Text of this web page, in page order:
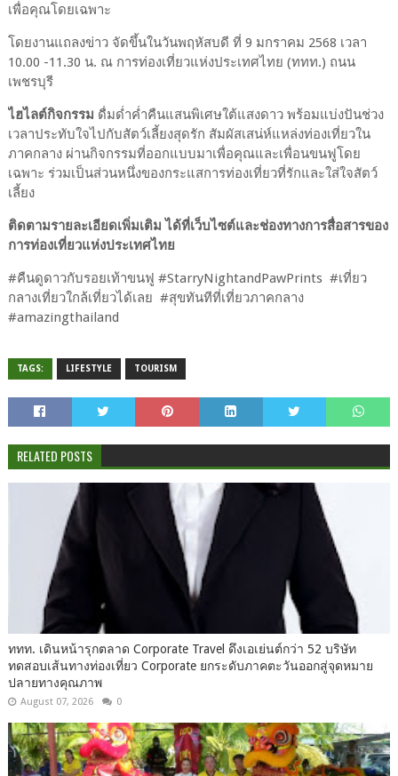
เพื่อคุณโดยเฉพาะ
โดยงานแถลงข่าว จัดขึ้นในวันพฤหัสบดี ที่ 9 มกราคม 2568 เวลา
10.00 -11.30 น. ณ การท่องเที่ยวแห่งประเทศไทย (ททท.) ถนน
เพชรบุรี
ไฮไลต์กิจกรรม ดื่มด่ำค่ำคืนแสนพิเศษใต้แสงดาว พร้อมแบ่งปันช่วง
เวลาประทับใจไปกับสัตว์เลี้ยงสุดรัก สัมผัสเสน่ห์แหล่งท่องเที่ยวใน
ภาคกลาง ผ่านกิจกรรมที่ออกแบบมาเพื่อคุณและเพื่อนขนฟูโดย
เฉพาะ ร่วมเป็นส่วนหนึ่งของกระแสการท่องเที่ยวที่รักและใส่ใจสัตว์
เลี้ยง
ติดตามรายละเอียดเพิ่มเติม ได้ที่เว็บไซต์และช่องทางการสื่อสารของ
การท่องเที่ยวแห่งประเทศไทย
#คืนดูดาวกับรอยเท้าขนฟู #StarryNightandPawPrints #เที่ยว
กลางเที่ยวใกล้เที่ยวได้เลย #สุขทันทีที่เที่ยวภาคกลาง
#amazingthailand
TAGS: LIFESTYLE TOURISM
RELATED POSTS
ททท. เดินหน้ารุกตลาด Corporate Travel ดึงเอเย่นต์กว่า 52 บริษัท
ทดสอบเส้นทางท่องเที่ยว Corporate ยกระดับภาคตะวันออกสู่จุดหมาย
ปลายทางคุณภาพ
August 07, 2026 0